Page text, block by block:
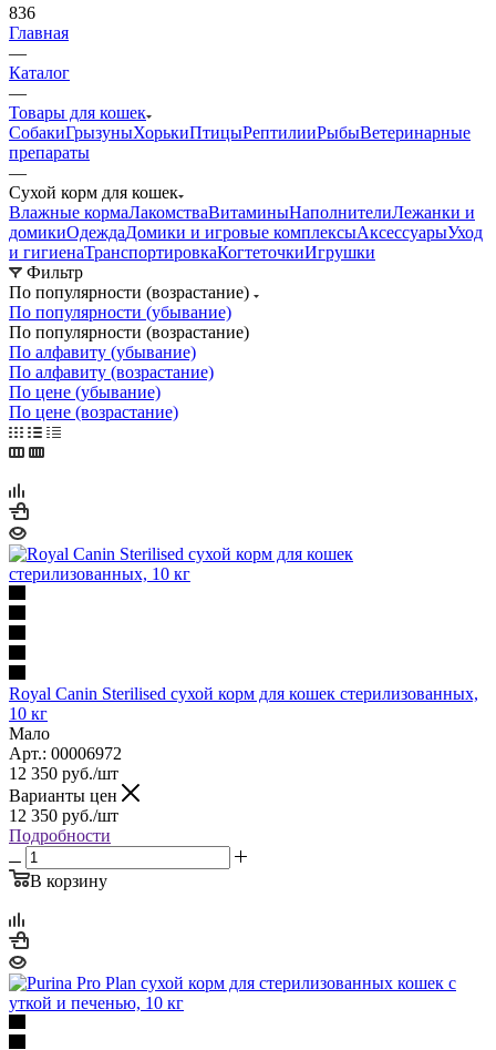
836
Главная
—
Каталог
—
Товары для кошек
СобакиГрызуныХорькиПтицыРептилииРыбыВетеринарные
препараты
—
Сухой корм для кошек
Влажные кормаЛакомстваВитаминыНаполнителиЛежанки и
домикиОдеждаДомики и игровые комплексыАксессуарыУход
и гигиенаТранспортировкаКогтеточкиИгрушки
Фильтр
По популярности (возрастание)
По популярности (убывание)
По популярности (возрастание)
По алфавиту (убывание)
По алфавиту (возрастание)
По цене (убывание)
По цене (возрастание)
Royal Canin Sterilised сухой корм для кошек стерилизованных,
10 кг
Мало
Арт.: 00006972
12 350 руб./шт
Варианты цен
12 350 руб./шт
Подробности
В корзину